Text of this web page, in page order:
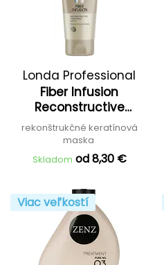
Londa Professional
Fiber Infusion
Reconstructive
Treatment
rekonštrukčné keratínová
maska
Skladom od 8,30 €
Viac veľkostí